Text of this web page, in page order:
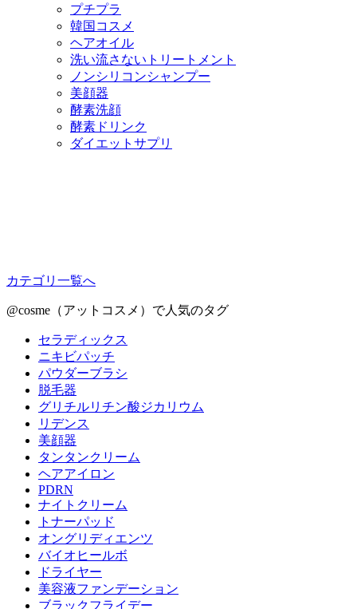
プチプラ
韓国コスメ
ヘアオイル
洗い流さないトリートメント
ノンシリコンシャンプー
美顔器
酵素洗顔
酵素ドリンク
ダイエットサプリ
カテゴリ一覧へ
@cosme（アットコスメ）で人気のタグ
セラディックス
ニキビパッチ
パウダーブラシ
脱毛器
グリチルリチン酸ジカリウム
リデンス
美顔器
タンタンクリーム
ヘアアイロン
PDRN
ナイトクリーム
トナーパッド
オングリディエンツ
バイオヒールボ
ドライヤー
美容液ファンデーション
ブラックフライデー